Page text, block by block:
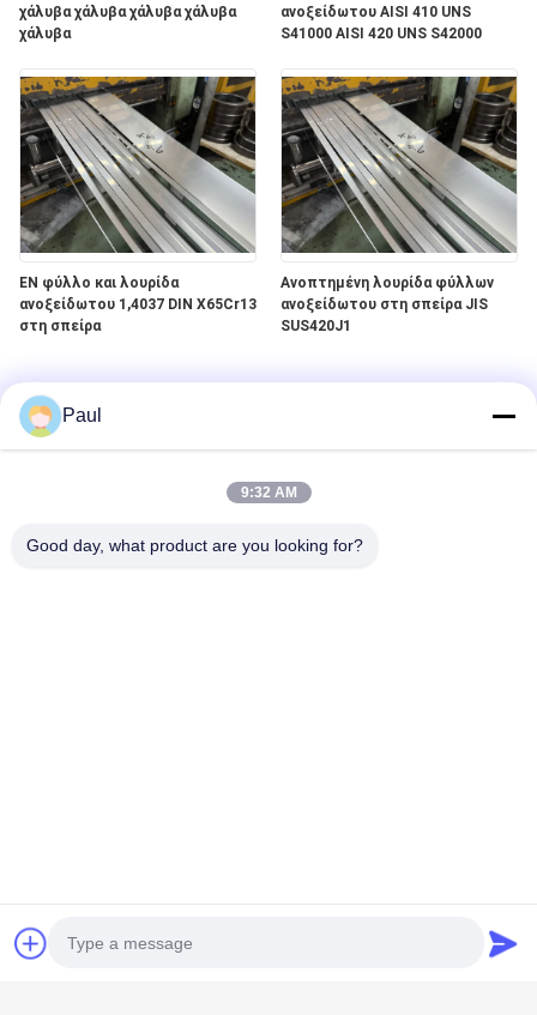
χάλυβα χάλυβα χάλυβα χάλυβα
χάλυβα
ανοξείδωτου AISI 410 UNS
S41000 AISI 420 UNS S42000
EN φύλλο και λουρίδα
ανοξείδωτου 1,4037 DIN X65Cr13
στη σπείρα
Ανοπτημένη λουρίδα φύλλων
ανοξείδωτου στη σπείρα JIS
SUS420J1
Λαϊκή κατηγορία Όλα
Paul
9:32 AM
Good day, what product are you looking for?